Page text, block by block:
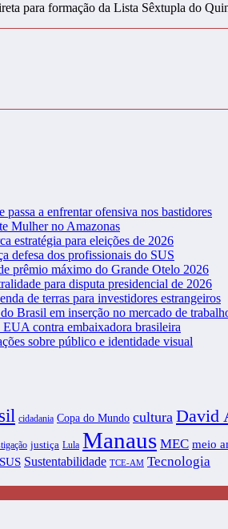
para formação da Lista Sêxtupla do
passa a enfrentar ofensiva nos bastidores
Mulher no Amazonas
estratégia para eleições de 2026
defesa dos profissionais do SUS
prêmio máximo do Grande Otelo 2026
para disputa presidencial de 2026
de terras para investidores estrangeiros
Brasil em inserção no mercado de
contra embaixadora brasileira
sobre público e identidade visual
cidadania Copa do Mundo cultura David
justiça Lula Manaus MEC meio
SUS Sustentabilidade TCE-AM Tecnologia